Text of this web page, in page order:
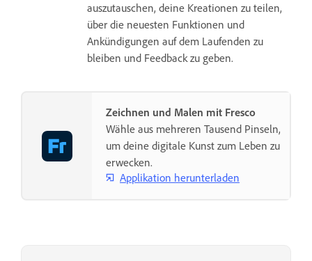
auszutauschen, deine Kreationen zu teilen,
über die neuesten Funktionen und
Ankündigungen auf dem Laufenden zu
bleiben und Feedback zu geben.
Zeichnen und Malen mit Fresco
Wähle aus mehreren Tausend Pinseln,
um deine digitale Kunst zum Leben zu
erwecken.
Applikation herunterladen